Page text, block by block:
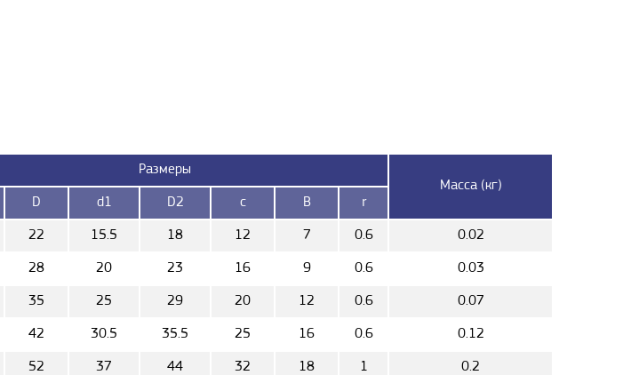
Размеры
Масса (кг)
D d1 D2 c B r
22 15.5 18 12 7 0.6 0.02
28 20 23 16 9 0.6 0.03
35 25 29 20 12 0.6 0.07
42 30.5 35.5 25 16 0.6 0.12
52 37 44 32 18 1 0.2